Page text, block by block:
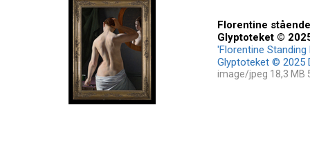
Florentine
Glyptoteket ©
'Florentine
Glyptoteket © 2025
image/jpeg 18,3 MB